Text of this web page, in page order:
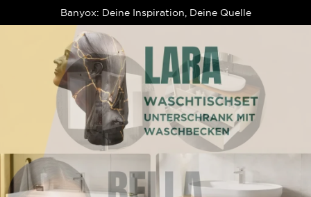
Banyox: Deine Inspiration, Deine Quelle